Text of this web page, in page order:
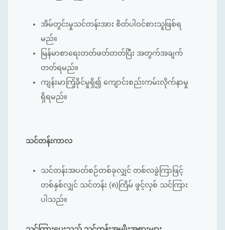
အိမ်တွင်းမှုသင်တန်းအား စိတ်ပါဝင်စားသူဖြစ်ရ
မည်။
မြန်မာစာရေးတတ်ဖတ်တတ်ပြီး အတွက်အချက်
တတ်ရမည်။
ကျန်းမာကြံ့ခိုင်မှုရှိ၍ ကျောင်းစည်းကမ်းလိုက်နာမှု
ရှိရမည်။
သင်တန်းကာလ
သင်တန်းအပတ်စဉ်တစ်ခုလျှင် တစ်လခွဲကြာဖြင့်
တစ်နှစ်လျှင် သင်တန်း (၈)ကြိမ် ဖွင့်လှစ် သင်ကြား
ပါသည်။